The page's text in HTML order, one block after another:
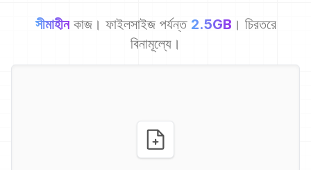
সীমাহীন কাজ। ফাইলসাইজ পর্যন্ত 2.5GB । চিরতরে
বিনামূল্যে।